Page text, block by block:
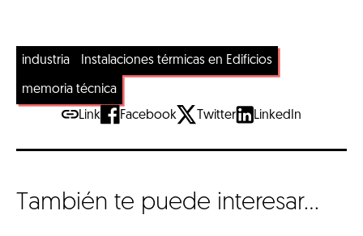
industria Instalaciones térmicas en Edificios
memoria técnica
Link
Facebook Twitter LinkedIn
También te puede interesar...